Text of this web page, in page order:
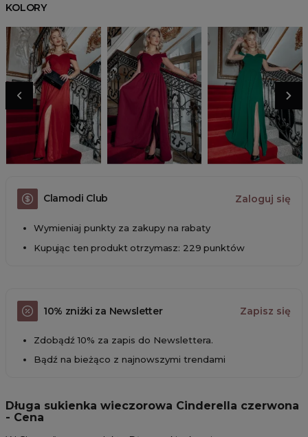
KOLORY
Clamodi Club Zaloguj się
Wymieniaj punkty za zakupy na rabaty
Kupując ten produkt otrzymasz: 229 punktów
10% zniżki za Newsletter Zapisz się
Zdobądź 10% za zapis do Newslettera.
Bądź na bieżąco z najnowszymi trendami
Długa sukienka wieczorowa Cinderella czerwona
- Cena